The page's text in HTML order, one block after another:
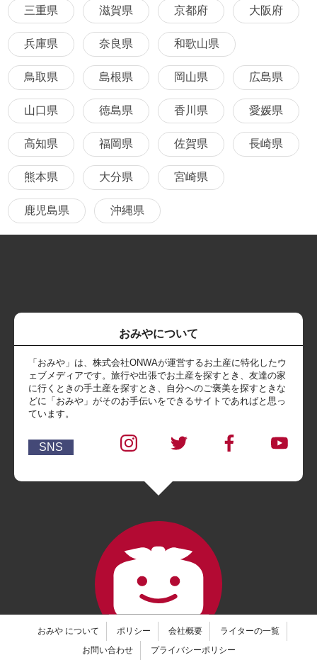
三重県 滋賀県 京都府 大阪府
兵庫県 奈良県 和歌山県
鳥取県 島根県 岡山県 広島県
山口県 徳島県 香川県 愛媛県
高知県 福岡県 佐賀県 長崎県
熊本県 大分県 宮崎県
鹿児島県 沖縄県
おみやについて
「おみや」は、株式会社ONWAが運営するお土産に特化したウ
ェブメディアです。旅行や出張でお土産を探すとき、友達の家
に行くときの手土産を探すとき、自分へのご褒美を探すときな
どに「おみや」がそのお手伝いをできるサイトであればと思っ
ています。
SNS
おみや について ポリシー 会社概要
ライターの一覧
お問い合わせ
プライバシーポリシー